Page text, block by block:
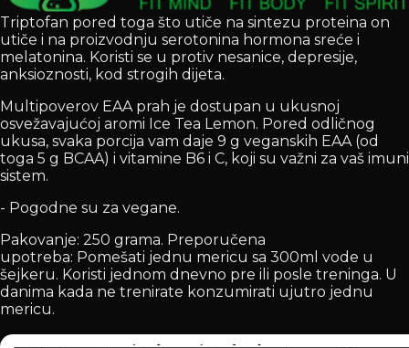
Triptofan pored toga što utiče na sintezu proteina on
utiče i na proizvodnju serotonina hormona sreće i
melatonina. Koristi se u protiv nesanice, depresije,
anksioznosti, kod strogih dijeta.
Multipoverov EAA prah je dostupan u ukusnoj
osvežavajućoj aromi Ice Tea Lemon. Pored odličnog
ukusa, svaka porcija vam daje 9 g veganskih EAA (od
toga 5 g BCAA) i vitamine B6 i C, koji su važni za vaš imuni
sistem.
- Pogodne su za vegane.
Pakovanje: 250 grama. Preporučena
upotreba: Pomešati jednu mericu sa 300ml vode u
šejkeru. Koristi jednom dnevno pre ili posle treninga. U
danima kada ne trenirate konzumirati ujutro jednu
mericu.